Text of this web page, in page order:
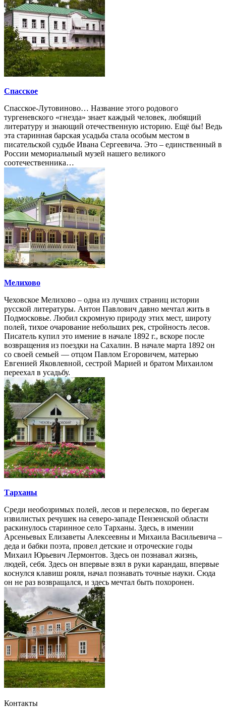
Спасское
Спасское-Лутовиново… Название этого родового
тургеневского «гнезда» знает каждый человек, любящий
литературу и знающий отечественную историю. Ещё бы! Ведь
эта старинная барская усадьба стала особым местом в
писательской судьбе Ивана Сергеевича. Это – единственный в
России мемориальный музей нашего великого
соотечественника…
Мелихово
Чеховское Мелихово – одна из лучших страниц истории
русской литературы. Антон Павлович давно мечтал жить в
Подмосковье. Любил скромную природу этих мест, широту
полей, тихое очарование небольших рек, стройность лесов.
Писатель купил это имение в начале 1892 г., вскоре после
возвращения из поездки на Сахалин. В начале марта 1892 он
со своей семьей — отцом Павлом Егоровичем, матерью
Евгенией Яковлевной, сестрой Марией и братом Михаилом
переехал в усадьбу.
Тарханы
Среди необозримых полей, лесов и перелесков, по берегам
извилистых речушек на северо-западе Пензенской области
раскинулось старинное село Тарханы. Здесь, в имении
Арсеньевых Елизаветы Алексеевны и Михаила Васильевича –
деда и бабки поэта, провел детские и отроческие годы
Михаил Юрьевич Лермонтов. Здесь он познавал жизнь,
людей, себя. Здесь он впервые взял в руки карандаш, впервые
коснулся клавиш рояля, начал познавать точные науки. Сюда
он не раз возвращался, и здесь мечтал быть похоронен.
Контакты